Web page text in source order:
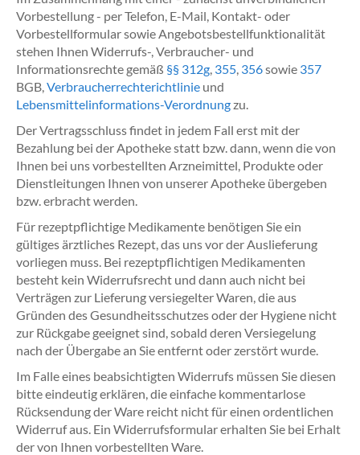
Vorbestellung - per Telefon, E-Mail, Kontakt- oder
Vorbestellformular sowie Angebotsbestellfunktionalität
stehen Ihnen Widerrufs-, Verbraucher- und
Informationsrechte gemäß §§ 312g, 355, 356sowie 357
BGB,Verbraucherrechterichtlinie und
Lebensmittelinformations-Verordnungzu.
Der Vertragsschluss findet in jedem Fall erst mit der
Bezahlung bei der Apotheke statt bzw. dann, wenn die von
Ihnen bei uns vorbestellten Arzneimittel, Produkte oder
Dienstleitungen Ihnen von unserer Apotheke übergeben
bzw. erbracht werden.
Für rezeptpflichtige Medikamente benötigen Sie ein
gültiges ärztliches Rezept, das uns vor der Auslieferung
vorliegen muss. Bei rezeptpflichtigen Medikamenten
besteht kein Widerrufsrecht und dann auch nicht bei
Verträgen zur Lieferung versiegelter Waren, die aus
Gründen des Gesundheitsschutzes oder der Hygiene nicht
zur Rückgabe geeignet sind, sobald deren Versiegelung
nach der Übergabe an Sie entfernt oder zerstört wurde.
Im Falle eines beabsichtigten Widerrufs müssen Sie diesen
bitte eindeutig erklären, die einfache kommentarlose
Rücksendung der Ware reicht nicht für einen ordentlichen
Widerruf aus. Ein Widerrufsformular erhalten Sie bei Erhalt
der von Ihnen vorbestellten Ware.